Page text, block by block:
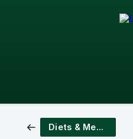
Diets & Meal Plans